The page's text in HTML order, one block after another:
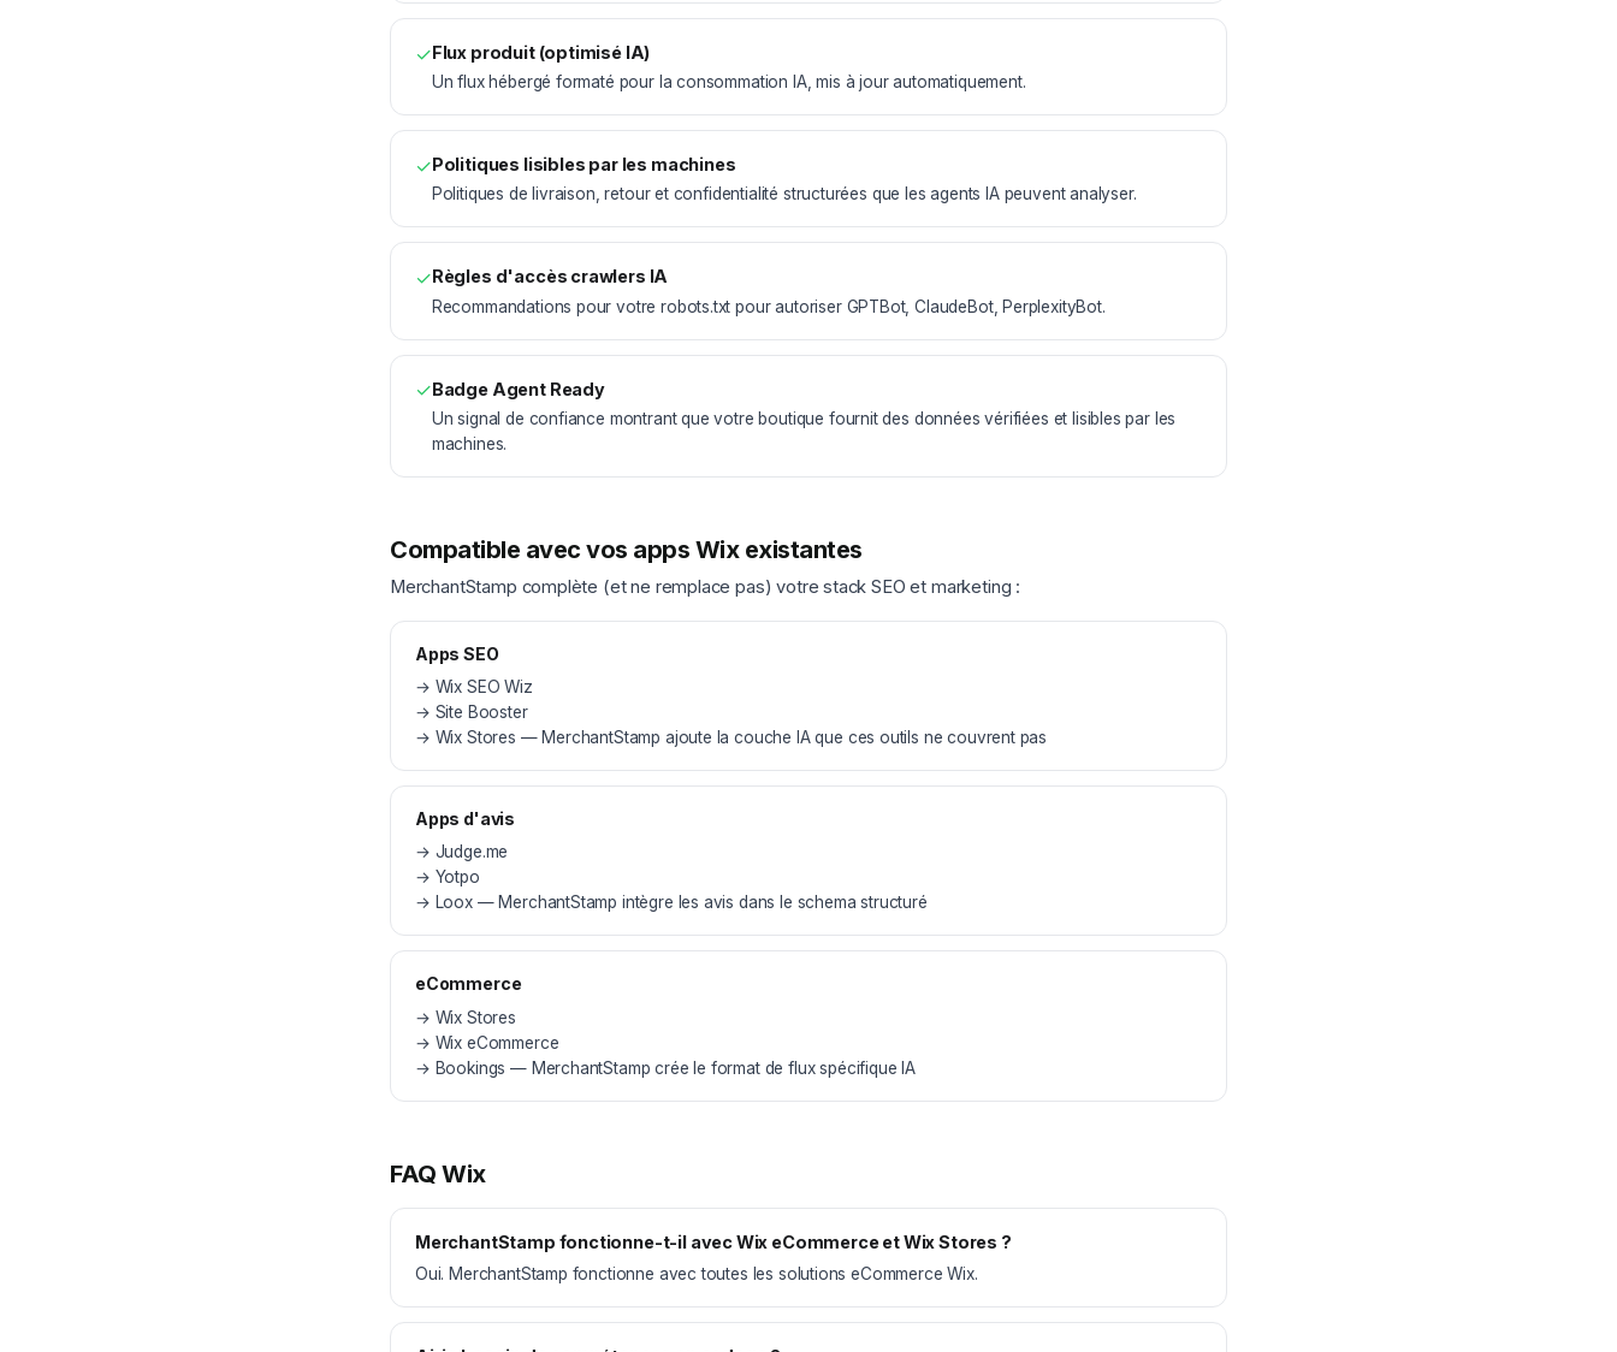
✓Flux produit (optimisé IA)
Un flux hébergé formaté pour la consommation IA, mis à jour automatiquement.
✓Politiques lisibles par les machines
Politiques de livraison, retour et confidentialité structurées que les agents IA peuvent analyser.
✓Règles d'accès crawlers IA
Recommandations pour votre robots.txt pour autoriser GPTBot, ClaudeBot, PerplexityBot.
✓Badge Agent Ready
Un signal de confiance montrant que votre boutique fournit des données vérifiées et lisibles par les
machines.
Compatible avec vos apps Wix existantes
MerchantStamp complète (et ne remplace pas) votre stack SEO et marketing :
Apps SEO
→ Wix SEO Wiz
→ Site Booster
→ Wix Stores — MerchantStamp ajoute la couche IA que ces outils ne couvrent pas
Apps d'avis
→ Judge.me
→ Yotpo
→ Loox — MerchantStamp intègre les avis dans le schema structuré
eCommerce
→ Wix Stores
→ Wix eCommerce
→ Bookings — MerchantStamp crée le format de flux spécifique IA
FAQ Wix
MerchantStamp fonctionne-t-il avec Wix eCommerce et Wix Stores ?
Oui. MerchantStamp fonctionne avec toutes les solutions eCommerce Wix.